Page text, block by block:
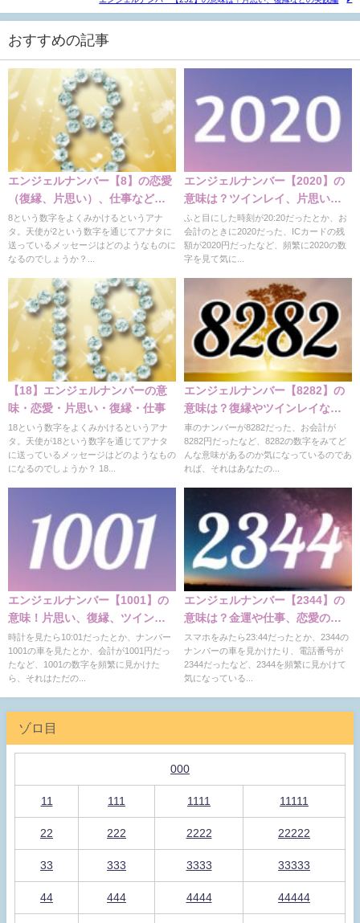
おすすめの記事
エンジェルナンバー【8】の恋愛
（復縁、片思い）、仕事などの
意味！
8という数字をよくみかけるというアナ
タ。天使が2という数字を通じてアナタに
送っているメッセージはどのようなものに
なるのでしょうか？...
エンジェルナンバー【2020】の
意味は？ツインレイ、片思い、
仕事など
ふと目にした時刻が20:20だったとか、お
会計のときに2020だった、ICカードの残
額が2020円だったなど、頻繁に2020の数
字を見て気に...
【18】エンジェルナンバーの意
味・恋愛・片思い・復縁・仕事
18という数字をよくみかけるというアナ
タ。天使が18という数字を通じてアナタ
に送っているメッセージはどのようなもの
になるのでしょうか？ 18...
エンジェルナンバー【8282】の
意味は？復縁やツインレイなど
の意味
車のナンバーが8282だった、お会計が
8282円だったなど、8282の数字をみてど
んな意味があるのか気になっているのであ
れば、それはあなたの...
エンジェルナンバー【1001】の
意味！片思い、復縁、ツインレ
イ、金運解説
時計を見たら10:01だったとか、ナンバー
1001の車を見たとか、会計が1001円だっ
たなど、1001の数字を頻繁に見かけた
ら、それはただの...
エンジェルナンバー【2344】の
意味は？金運や仕事、恋愛の意
味
スマホをみたら23:44だったとか、2344の
ナンバーの車を見かけたり、電話番号が
2344だったなど、2344を頻繁に見かけて
気になっている...
ゾロ目
000
11 111 1111 11111
22 222 2222 22222
33 333 3333 33333
44 444 4444 44444